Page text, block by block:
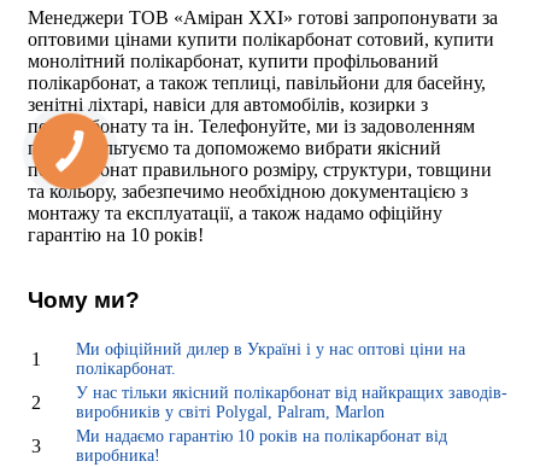
Менеджери ТОВ «Аміран XXI» готові запропонувати за
оптовими цінами купити полікарбонат сотовий, купити
монолітний полікарбонат, купити профільований
полікарбонат, а також теплиці, павільйони для басейну,
зенітні ліхтарі, навіси для автомобілів, козирки з
полікарбонату та ін. Телефонуйте, ми із задоволенням
проконсультуємо та допоможемо вибрати якісний
полікарбонат правильного розміру, структури, товщини
та кольору, забезпечимо необхідною документацією з
монтажу та експлуатації, а також надамо офіційну
гарантію на 10 років!
Чому ми?
1
Ми офіційний дилер в Україні і у нас оптові ціни на
полікарбонат.
2
У нас тільки якісний полікарбонат від найкращих заводів-
виробників у світі Polygal, Palram, Marlon
3
Ми надаємо гарантію 10 років на полікарбонат від
виробника!